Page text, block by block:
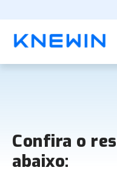
Confira o
abaixo: